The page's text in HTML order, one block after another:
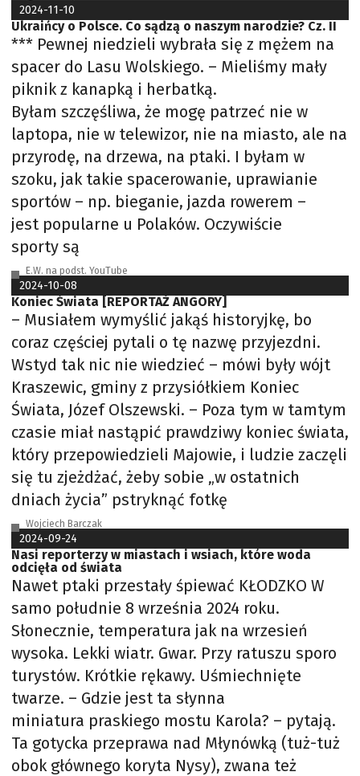
2024-11-10
Ukraińcy o Polsce. Co sądzą o naszym narodzie? Cz. II
*** Pewnej niedzieli wybrała się z mężem na
spacer do Lasu Wolskiego. – Mieliśmy mały
piknik z kanapką i herbatką.
Byłam szczęśliwa, że mogę patrzeć nie w
laptopa, nie w telewizor, nie na miasto, ale na
przyrodę, na drzewa, na ptaki. I byłam w
szoku, jak takie spacerowanie, uprawianie
sportów – np. bieganie, jazda rowerem –
jest popularne u Polaków. Oczywiście
sporty są
E.W. na podst. YouTube
2024-10-08
Koniec Świata [REPORTAŻ ANGORY]
– Musiałem wymyślić jakąś historyjkę, bo
coraz częściej pytali o tę nazwę przyjezdni.
Wstyd tak nic nie wiedzieć – mówi były wójt
Kraszewic, gminy z przysiółkiem Koniec
Świata, Józef Olszewski. – Poza tym w tamtym
czasie miał nastąpić prawdziwy koniec świata,
który przepowiedzieli Majowie, i ludzie zaczęli
się tu zjeżdżać, żeby sobie „w ostatnich
dniach życia” pstryknąć fotkę
Wojciech Barczak
2024-09-24
Nasi reporterzy w miastach i wsiach, które woda
odcięła od świata
Nawet ptaki przestały śpiewać KŁODZKO W
samo południe 8 września 2024 roku.
Słonecznie, temperatura jak na wrzesień
wysoka. Lekki wiatr. Gwar. Przy ratuszu sporo
turystów. Krótkie rękawy. Uśmiechnięte
twarze. – Gdzie jest ta słynna
miniatura praskiego mostu Karola? – pytają.
Ta gotycka przeprawa nad Młynówką (tuż-tuż
obok głównego koryta Nysy), zwana też